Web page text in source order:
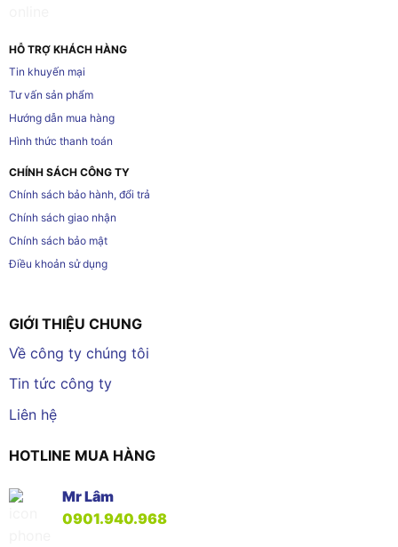
HỖ TRỢ KHÁCH HÀNG
Tin khuyến mại
Tư vấn sản phẩm
Hướng dẫn mua hàng
Hình thức thanh toán
CHÍNH SÁCH CÔNG TY
Chính sách bảo hành, đổi trả
Chính sách giao nhận
Chính sách bảo mật
Điều khoản sử dụng
GIỚI THIỆU CHUNG
Về công ty chúng tôi
Tin tức công ty
Liên hệ
HOTLINE MUA HÀNG
Mr Lâm
0901.940.968